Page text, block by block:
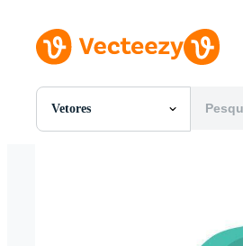
Vetores
Todas Imagens